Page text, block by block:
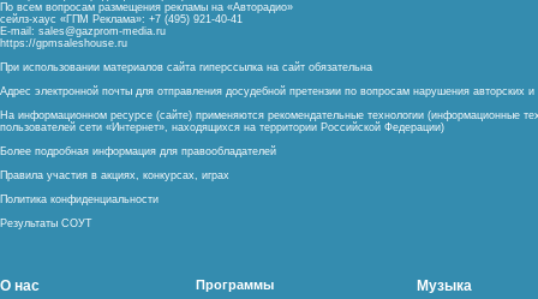
По всем вопросам размещения рекламы на «Авторадио»
сейлз-хаус «ГПМ Реклама»: +7 (495) 921-40-41
E-mail: sales@gazprom-media.ru
https://gpmsaleshouse.ru
При использовании материалов сайта гиперссылка на сайт обязательна
Адрес электронной почты для отправления досудебной претензии по вопросам нарушения авторских
На информационном ресурсе (сайте) применяются рекомендательные технологии (информационные
пользователей сети «Интернет», находящихся на территории Российской Федерации)
Более подробная информация для правообладателей
Правила участия в акциях, конкурсах, играх
Политика конфиденциальности
Результаты СОУТ
О нас Программы Музыка